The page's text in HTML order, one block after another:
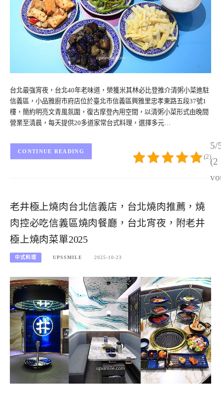
台北最強宵夜，台北40年老味道，榮獲米其林必比登推介清粥小菜進駐
信義區，小品雅廚市府店位於臺北市信義區興雅里忠孝東路五段37號1
樓，簡約明亮文青風氛圍，復古摩登內用空間，以清粥小菜形式由晚間
營業至清晨，每天提供20多道家常台式料理，選擇多元…
5/
(2
(2)
CONTINUE READING
老井極上燒肉台北信義店，台北燒肉推薦，燒
肉控必吃信義區燒肉餐廳，台北宵夜，附老井
極上燒肉菜單2025
中式料理 UPSSMILE 2025-10-23